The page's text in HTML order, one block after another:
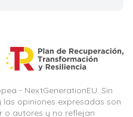
- NextGenerationEU. Sin
opiniones expresadas son
o autores y no reflejan